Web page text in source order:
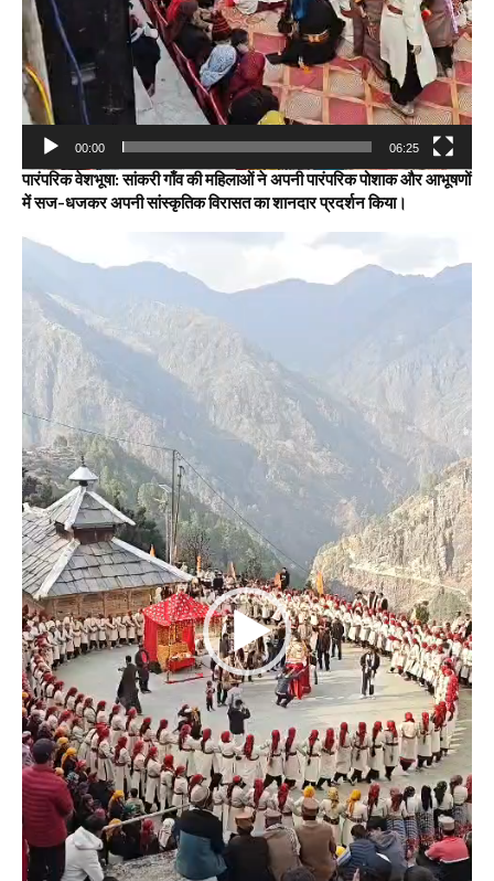
00:00 06:25
पारंपरिक वेशभूषा: सांकरी गाँव की महिलाओं ने अपनी पारंपरिक पोशाक और आभूषणों
में सज-धजकर अपनी सांस्कृतिक विरासत का शानदार प्रदर्शन किया।
Video